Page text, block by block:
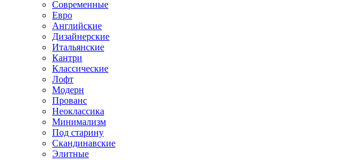
Современные
Евро
Английские
Дизайнерские
Итальянские
Кантри
Классические
Лофт
Модерн
Прованс
Неоклассика
Минимализм
Под старину
Скандинавские
Элитные